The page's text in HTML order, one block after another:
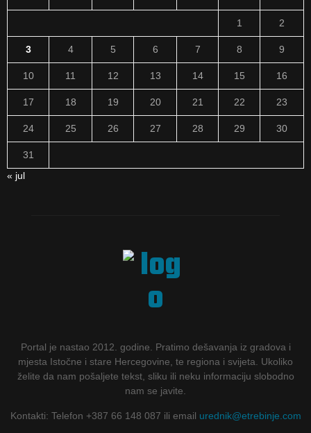
1 2
3 4 5 6 7 8 9
10 11 12 13 14 15 16
17 18 19 20 21 22 23
24 25 26 27 28 29 30
31
« jul
Portal je nastao 2012. godine. Pratimo dešavanja iz gradova i
mjesta Istočne i stare Hercegovine, te regiona i svijeta. Ukoliko
želite da nam pošaljete tekst, sliku ili neku informaciju slobodno
nam se javite.
Kontakti: Telefon +387 66 148 087 ili email urednik@etrebinje.com